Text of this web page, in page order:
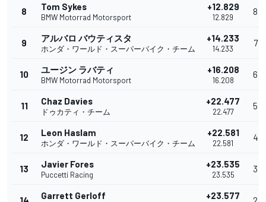
8 Tom Sykes
BMW Motorrad Motorsport
+12.829
12.829
8
9 アルバロ バウティスタ
ホンダ・ワールド・スーパーバイク・チーム
+14.233
14.233
7
10 ユージン ラバティ
BMW Motorrad Motorsport
+16.208
16.208
6
11 Chaz Davies
ドゥカティ・チーム
+22.477
22.477
5
12 Leon Haslam
ホンダ・ワールド・スーパーバイク・チーム
+22.581
22.581
4
13 Javier Fores
Puccetti Racing
+23.535
23.535
3
Garrett Gerloff +23.577